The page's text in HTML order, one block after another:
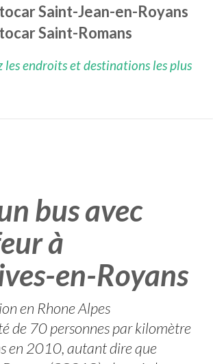
Saint-Jean-en-Royans
Saint-Romans
les endroits et destinations les plus
bus avec
à
en-Royans
en Rhone Alpes
de 70 personnes par kilomètre
en 2010, autant dire que